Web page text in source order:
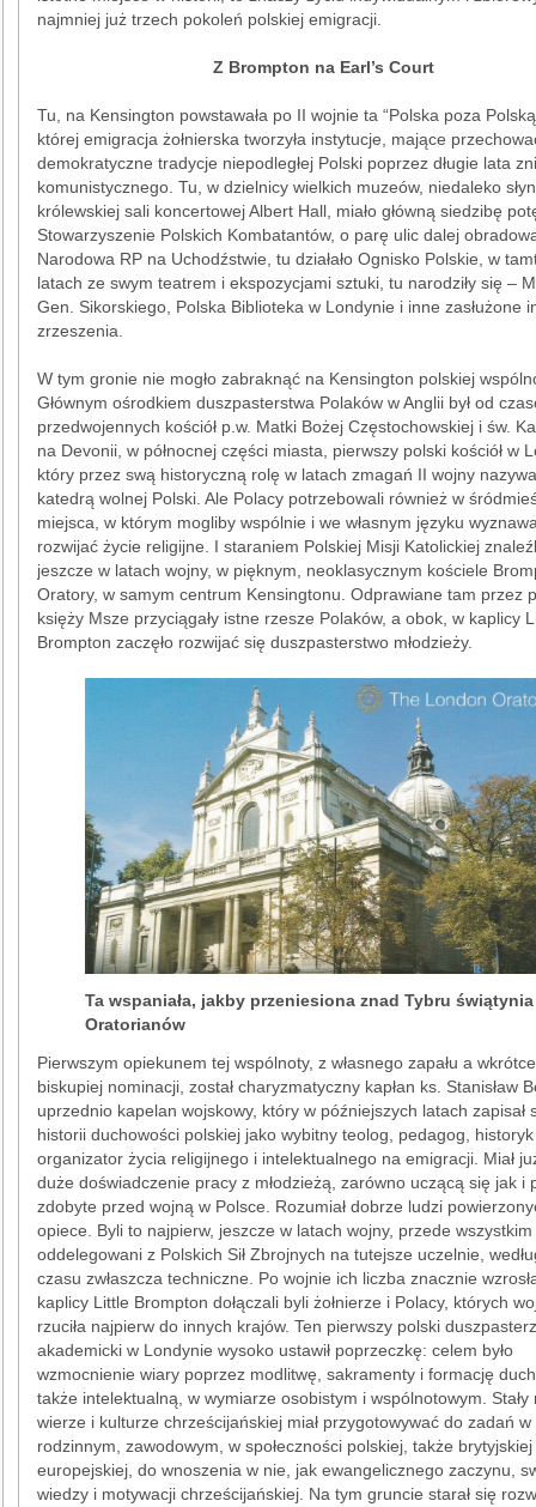
najmniej już trzech pokoleń polskiej emigracji.
Z Brompton na Earl’s Court
Tu, na Kensington powstawała po II wojnie ta “Polska poza
której emigracja żołnierska tworzyła instytucje, mające
demokratyczne tradycje niepodległej Polski poprzez długie lata
komunistycznego. Tu, w dzielnicy wielkich muzeów, niedaleko
królewskiej sali koncertowej Albert Hall, miało główną siedzibę
Stowarzyszenie Polskich Kombatantów, o parę ulic dalej
Narodowa RP na Uchodźstwie, tu działało Ognisko Polskie, w
latach ze swym teatrem i ekspozycjami sztuki, tu narodziły się –
Gen. Sikorskiego, Polska Biblioteka w Londynie i inne zasłużone
zrzeszenia.
W tym gronie nie mogło zabraknąć na Kensington polskiej
Głównym ośrodkiem duszpasterstwa Polaków w Anglii był od
przedwojennych kościół p.w. Matki Bożej Częstochowskiej i św.
na Devonii, w północnej części miasta, pierwszy polski kościół w
który przez swą historyczną rolę w latach zmagań II wojny
katedrą wolnej Polski. Ale Polacy potrzebowali również w
miejsca, w którym mogliby wspólnie i we własnym języku
rozwijać życie religijne. I staraniem Polskiej Misji Katolickiej
jeszcze w latach wojny, w pięknym, neoklasycznym kościele
Oratory, w samym centrum Kensingtonu. Odprawiane tam przez
księży Msze przyciągały istne rzesze Polaków, a obok, w kaplicy
Brompton zaczęło rozwijać się duszpasterstwo młodzieży.
Ta wspaniała, jakby przeniesiona znad Tybru świątynia
Oratorianów
Pierwszym opiekunem tej wspólnoty, z własnego zapału a
biskupiej nominacji, został charyzmatyczny kapłan ks. Stanisław
uprzednio kapelan wojskowy, który w późniejszych latach zapisał
historii duchowości polskiej jako wybitny teolog, pedagog,
organizator życia religijnego i intelektualnego na emigracji. Miał
duże doświadczenie pracy z młodzieżą, zarówno uczącą się jak i
zdobyte przed wojną w Polsce. Rozumiał dobrze ludzi
opiece. Byli to najpierw, jeszcze w latach wojny, przede
oddelegowani z Polskich Sił Zbrojnych na tutejsze uczelnie,
czasu zwłaszcza techniczne. Po wojnie ich liczba znacznie
kaplicy Little Brompton dołączali byli żołnierze i Polacy, których
rzuciła najpierw do innych krajów. Ten pierwszy polski duszpasterz
akademicki w Londynie wysoko ustawił poprzeczkę: celem było
wzmocnienie wiary poprzez modlitwę, sakramenty i formację
także intelektualną, w wymiarze osobistym i wspólnotowym. Stały
wierze i kulturze chrześcijańskiej miał przygotowywać do zadań w
rodzinnym, zawodowym, w społeczności polskiej, także brytyjskiej
europejskiej, do wnoszenia w nie, jak ewangelicznego zaczynu,
wiedzy i motywacji chrześcijańskiej. Na tym gruncie starał się